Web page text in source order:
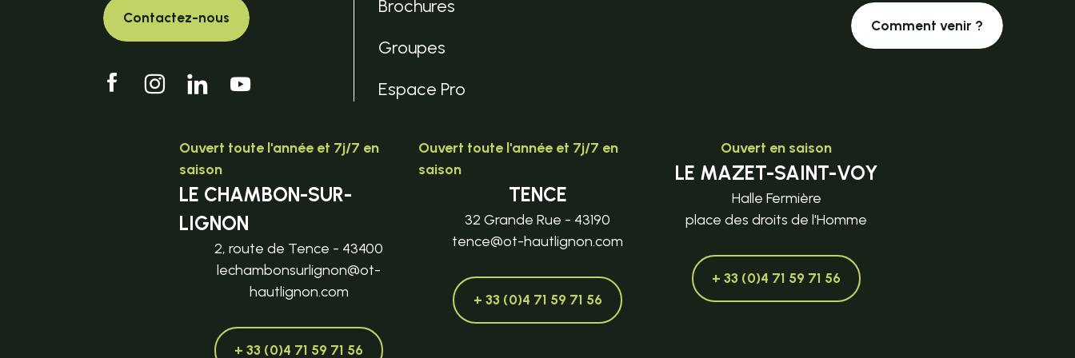
Contactez-nous
Brochures
Groupes
Espace Pro
Comment venir ?
Ouvert toute l'année et 7j/7 en
saison
LE CHAMBON-SUR-
LIGNON
2, route de Tence - 43400
lechambonsurlignon@ot-
hautlignon.com
+ 33 (0)4 71 59 71 56
Ouvert toute l'année et 7j/7 en
saison
TENCE
32 Grande Rue - 43190
tence@ot-hautlignon.com
+ 33 (0)4 71 59 71 56
Ouvert en saison
LE MAZET-SAINT-VOY
Halle Fermière
place des droits de l'Homme
+ 33 (0)4 71 59 71 56